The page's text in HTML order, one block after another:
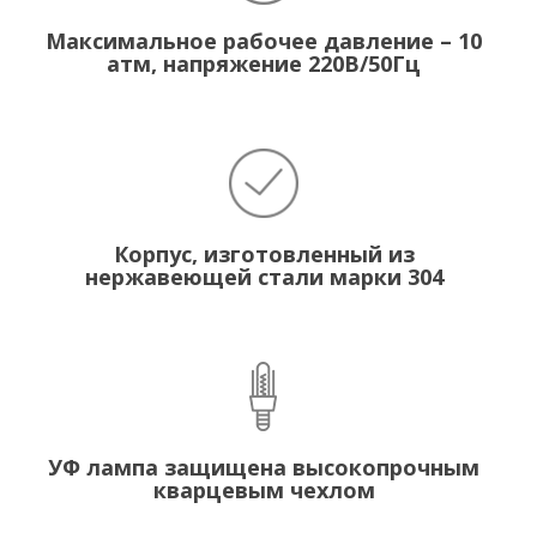
Максимальное рабочее давление – 10
атм, напряжение 220В/50Гц
Корпус, изготовленный из
нержавеющей стали марки 304
УФ лампа защищена высокопрочным
кварцевым чехлом